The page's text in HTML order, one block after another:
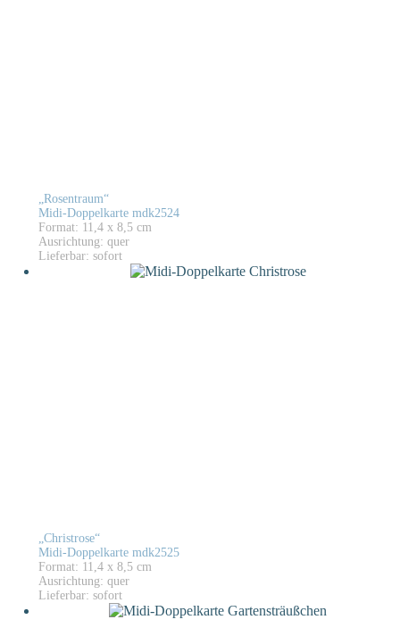
„Rosentraum“
Midi-Doppelkarte mdk2524
Format: 11,4 x 8,5 cm
Ausrichtung: quer
Lieferbar: sofort
„Christrose“
Midi-Doppelkarte mdk2525
Format: 11,4 x 8,5 cm
Ausrichtung: quer
Lieferbar: sofort